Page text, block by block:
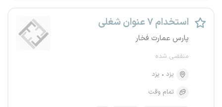
استخدام ۷ عنوان شغلی
پارس عمارت فخار
منقضی شده
یزد
یزد
تمام وقت